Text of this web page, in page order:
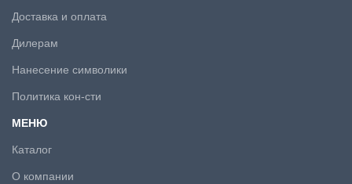
Доставка и оплата
Дилерам
Нанесение символики
Политика кон-сти
МЕНЮ
Каталог
О компании